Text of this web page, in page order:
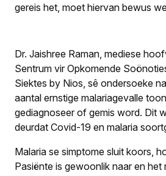
gereis het, moet hiervan bewus
Dr. Jaishree Raman, mediese
Sentrum vir Opkomende
Siektes by Nios, sê ondersoeke
aantal ernstige malariagevalle
gediagnoseer of gemis word. Dit
deurdat Covid-19 en malaria
Malaria se simptome sluit koors,
Pasiënte is gewoonlik naar en het